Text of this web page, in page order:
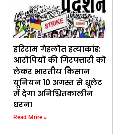
हरिराम गेहलोत हत्याकांड:
आरोपियों की गिरफ्तारी को
लेकर भारतीय किसान
यूनियन 10 अगस्त से धूलेट
में देगा अनिश्चितकालीन
धरना
Read More »